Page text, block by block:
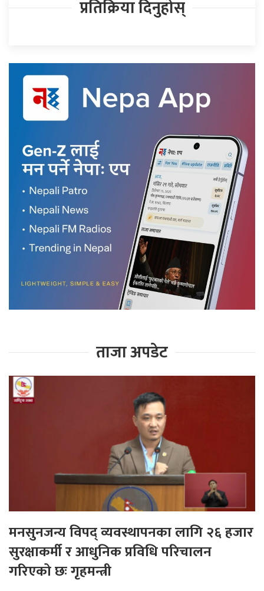
प्रतिक्रिया दिनुहोस्
ताजा अपडेट
मनसुनजन्य विपद् व्यवस्थापनका लागि २६ हजार
सुरक्षाकर्मी र आधुनिक प्रविधि परिचालन
गरिएको छः गृहमन्त्री